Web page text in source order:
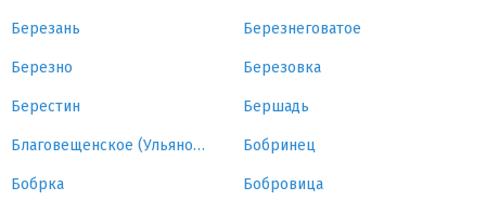
Березань Березнеговатое
Березно Березовка
Берестин Бершадь
Благовещенское (Ульяновка) Бобринец
Бобрка Бобровица